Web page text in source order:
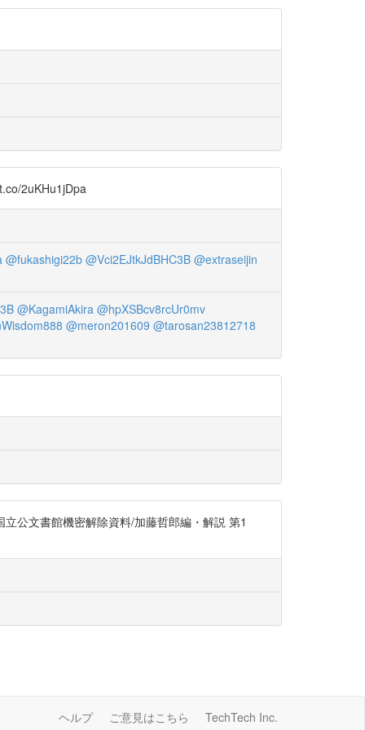
2uKHu1jDpa
@fukashigi22b @Vci2EJtkJdBHC3B @extraseijin
@KagamiAkira @hpXSBcv8rcUr0mv
@meron201609 @tarosan23812718
公文書館機密解除資料/加藤哲郎編・解説 第1
ヘルプ ご意見はこちら TechTech Inc.